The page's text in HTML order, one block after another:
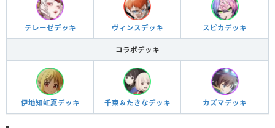
テレーゼデッキ ヴィンスデッキ スピカデッキ
コラボデッキ
伊地知虹夏デッキ 千束＆たきなデッキ カズマデッキ